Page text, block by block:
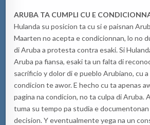
ARUBA TA CUMPLI CU E
Hulanda su posicion ta cu si e paisnan
Maarten no acepta e condicionnan, lo no
di Aruba a protesta contra esaki. Si
Aruba pa fiansa, esaki ta un falta di
sacrificio y dolor di e pueblo Arubiano, cu
condicion te awor. E hecho cu ta apenas
pagina na condicion, no ta culpa di Aruba.
tuma su tempo pa studia e
decision. Y eventualmente yega na un